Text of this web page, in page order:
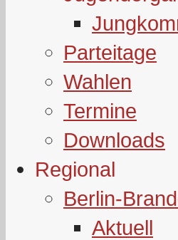
Parteitage
Wahlen
Termine
Downloads
Regional
Berlin-
Aktuell